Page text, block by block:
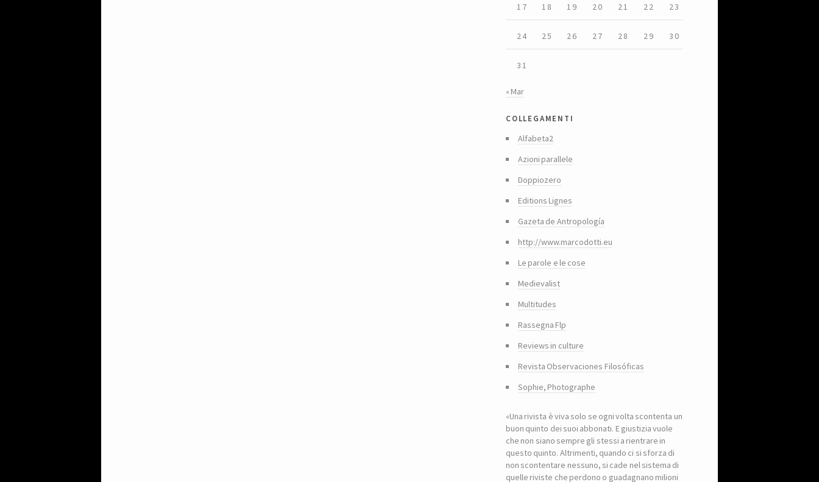
17 18 19 20 21 22 23
24 25 26 27 28 29 30
31
« Mar
collegamenti
Alfabeta2
Azioni parallele
Doppiozero
Editions Lignes
Gazeta de Antropología
http://www.marcodotti.eu
Le parole e le cose
Medievalist
Multitudes
Rassegna Flp
Reviews in culture
Revista Observaciones Filosóficas
Sophie, Photographe
«Una rivista è viva solo se ogni volta scontenta un
buon quinto dei suoi abbonati. E giustizia vuole
che non siano sempre gli stessi a rientrare in
questo quinto. Altrimenti, quando ci si sforza di
non scontentare nessuno, si cade nel sistema di
quelle riviste che perdono o guadagnano milioni